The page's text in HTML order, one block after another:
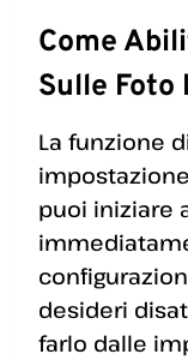
Come
Sulle Foto
La funzione
puoi iniziare
desideri
farlo dalle